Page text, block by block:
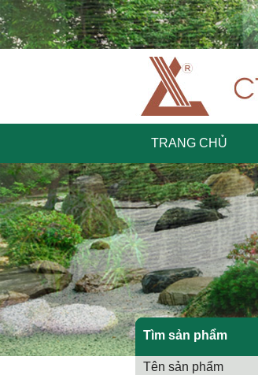
TRANG CHỦ
Tìm sản phẩm
Tên sản phẩm